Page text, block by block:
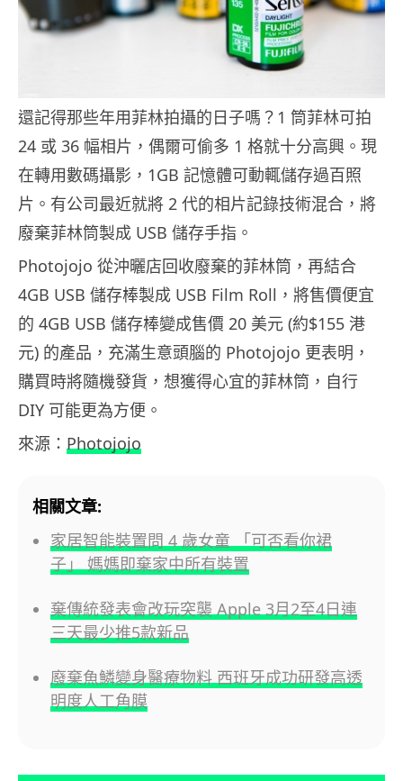
還記得那些年用菲林拍攝的日子嗎？1 筒菲林可拍
24 或 36 幅相片，偶爾可偷多 1 格就十分高興。現
在轉用數碼攝影，1GB 記憶體可動輒儲存過百照
片。有公司最近就將 2 代的相片記錄技術混合，將
廢棄菲林筒製成 USB 儲存手指。
Photojojo 從沖曬店回收廢棄的菲林筒，再結合
4GB USB 儲存棒製成 USB Film Roll，將售價便宜
的 4GB USB 儲存棒變成售價 20 美元 (約$155 港
元) 的產品，充滿生意頭腦的 Photojojo 更表明，
購買時將隨機發貨，想獲得心宜的菲林筒，自行
DIY 可能更為方便。
來源： Photojojo
相關文章:
家居智能裝置問 4 歲女童 「可否看你裙
子」 媽媽即棄家中所有裝置
棄傳統發表會改玩突襲 Apple 3月2至4日連
三天最少推5款新品
廢棄魚鱗變身醫療物料 西班牙成功研發高透
明度人工角膜